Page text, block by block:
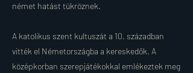
német hatást tükröznek.
A katolikus szent kultuszát a 10. században
vitték el Németországba a kereskedők. A
középkorban szerepjátékokkal emlékeztek meg